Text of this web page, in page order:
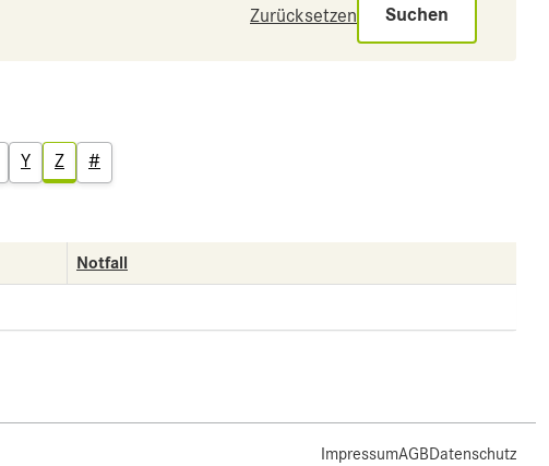
Zurücksetzen Suchen
Y Z #
Notfall
ImpressumAGBDatenschutz